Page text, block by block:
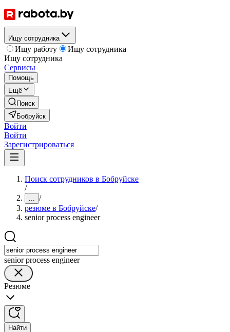
Ищу сотрудника
Ищу работу
Ищу сотрудника
Ищу сотрудника
Сервисы
Помощь
Ещё
Поиск
Бобруйск
Войти
Войти
Зарегистрироваться
Поиск сотрудников в Бобруйске
/
... /
резюме в Бобруйске/
senior process engineer
senior process engineer
Резюме
Найти